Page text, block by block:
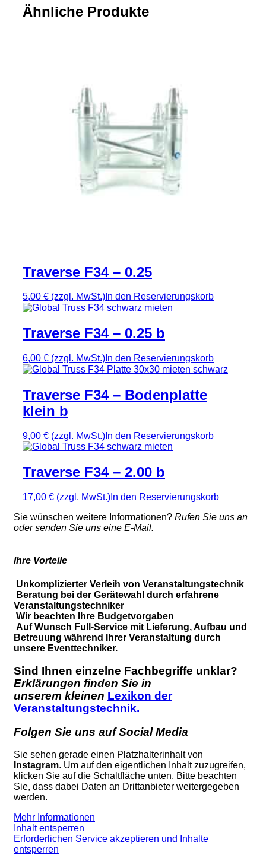
Ähnliche Produkte
Traverse F34 – 0.25
5,00 € (zzgl. MwSt.) In den Reservierungskorb
Traverse F34 – 0.25 b
6,00 € (zzgl. MwSt.) In den Reservierungskorb
Traverse F34 – Bodenplatte
klein b
9,00 € (zzgl. MwSt.) In den Reservierungskorb
Traverse F34 – 2.00 b
17,00 € (zzgl. MwSt.) In den Reservierungskorb
Sie wünschen weitere Informationen? Rufen Sie uns an
oder senden Sie uns eine E-Mail.
Ihre Vorteile
Unkomplizierter Verleih von Veranstaltungstechnik
Beratung bei der Gerätewahl durch erfahrene
Veranstaltungstechniker
Wir beachten Ihre Budgetvorgaben
Auf Wunsch Full-Service mit Lieferung, Aufbau und
Betreuung während Ihrer Veranstaltung durch
unsere Eventtechniker.
Sind Ihnen einzelne Fachbegriffe unklar?
Erklärungen finden Sie in
unserem kleinen Lexikon der
Veranstaltungstechnik.
Folgen Sie uns auf Social Media
Sie sehen gerade einen Platzhalterinhalt von
Instagram. Um auf den eigentlichen Inhalt zuzugreifen,
klicken Sie auf die Schaltfläche unten. Bitte beachten
Sie, dass dabei Daten an Drittanbieter weitergegeben
werden.
Mehr Informationen
Inhalt entsperren
Erforderlichen Service akzeptieren und Inhalte
entsperren